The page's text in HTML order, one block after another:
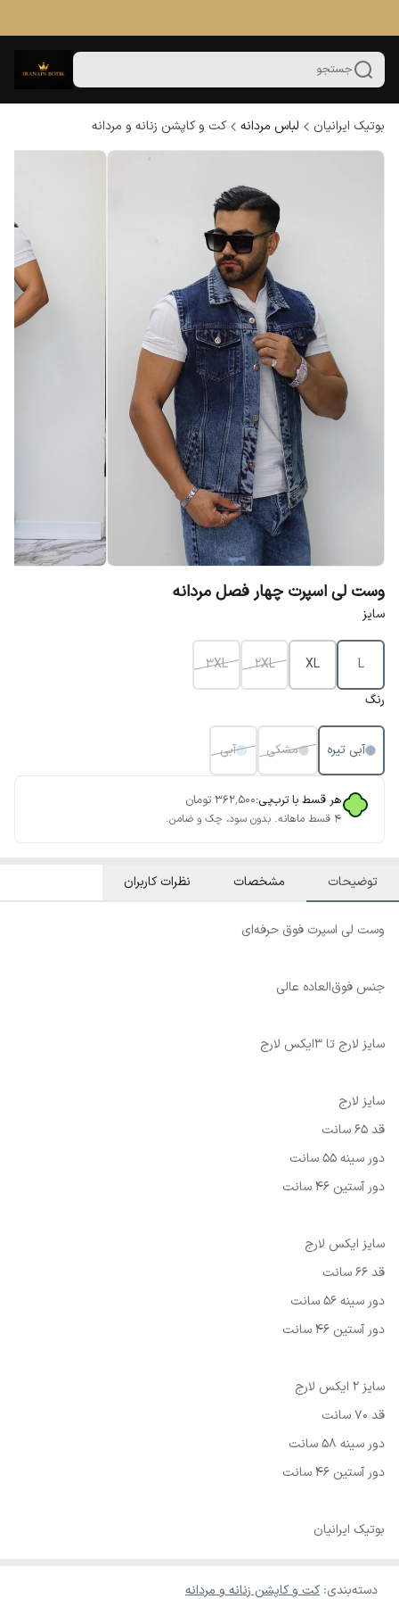
جستجو
بوتیک ایرانیان لباس مردانه کت و کاپشن زنانه و مردانه
وست لی اسپرت چهار فصل مردانه
سایز
L
XL
2XL
3XL
رنگ
آبی تیره مشکی آبی
هر قسط با ترب‌پی:۳۶۲٬۵۰۰ تومان
۴ قسط ماهانه. بدون سود، چک و ضامن.
توضیحات مشخصات نظرات کاربران
وست لی اسپرت فوق حرفه‌ای
جنس فوق‌العاده عالی
سایز لارج تا 3ایکس لارج
سایز لارج
قد 65 سانت
دور سینه 55 سانت
دور آستین 46 سانت
سایز ایکس لارج
قد 66 سانت
دور سینه 56 سانت
دور آستین 46 سانت
سایز 2 ایکس لارج
قد 70 سانت
دور سینه 58 سانت
دور آستین 46 سانت
بوتیک ایرانیان
دسته‌بندی: کت و کاپشن زنانه و مردانه